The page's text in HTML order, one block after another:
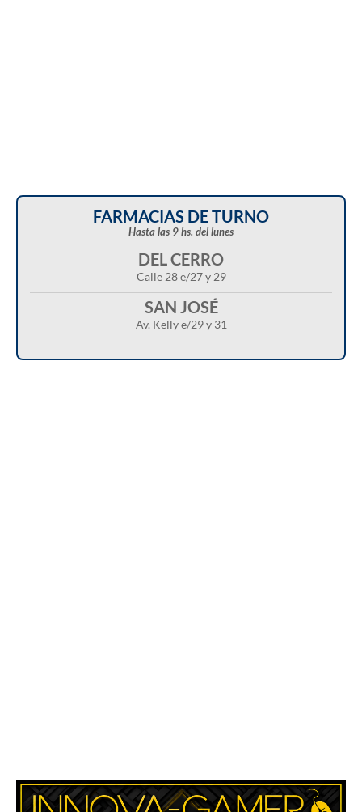
FARMACIAS DE TURNO
Hasta las 9 hs. del lunes
DEL CERRO
Calle 28 e/27 y 29
SAN JOSÉ
Av. Kelly e/29 y 31